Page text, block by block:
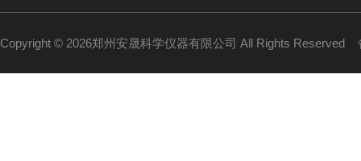
Copyright © 2026郑州安晟科学仪器有限公司 All Rights Reserved